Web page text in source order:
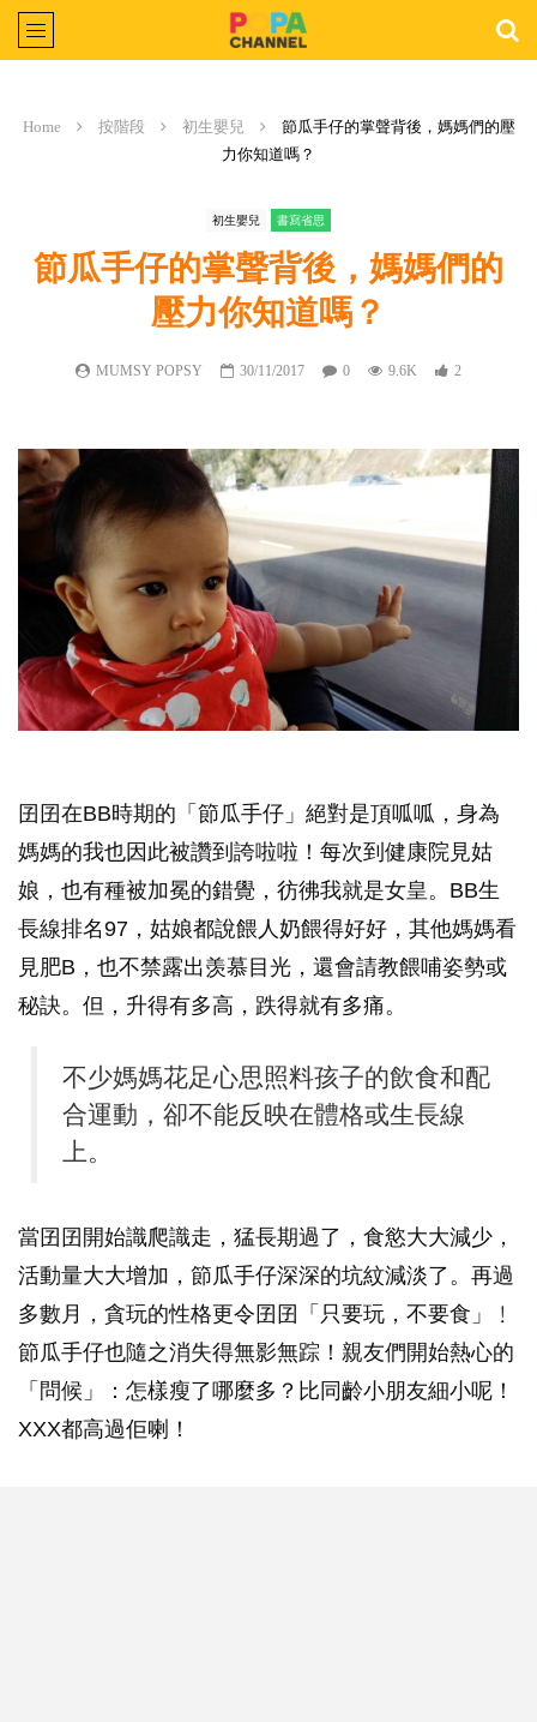
Home 按階段 初生嬰兒
節瓜手仔的掌聲背後，媽媽們的壓
力你知道嗎？
初生嬰兒 書寫省思
節瓜手仔的掌聲背後，媽媽們的
壓力你知道嗎？
MUMSY POPSY 30/11/2017 0 9.6K 2
囝囝在BB時期的「節瓜手仔」絕對是頂呱呱，身為
媽媽的我也因此被讚到誇啦啦！每次到健康院見姑
娘，也有種被加冕的錯覺，彷彿我就是女皇。BB生
長線排名97，姑娘都說餵人奶餵得好好，其他媽媽看
見肥B，也不禁露出羡慕目光，還會請教餵哺姿勢或
秘訣。但，升得有多高，跌得就有多痛。
不少媽媽花足心思照料孩子的飲食和配
合運動，卻不能反映在體格或生長線
上。
當囝囝開始識爬識走，猛長期過了，食慾大大減少，
活動量大大增加，節瓜手仔深深的坑紋減淡了。再過
多數月，貪玩的性格更令囝囝「只要玩，不要食」﹗
節瓜手仔也隨之消失得無影無踪！親友們開始熱心的
「問候」：怎樣瘦了哪麼多？比同齡小朋友細小呢！
XXX都高過佢喇！